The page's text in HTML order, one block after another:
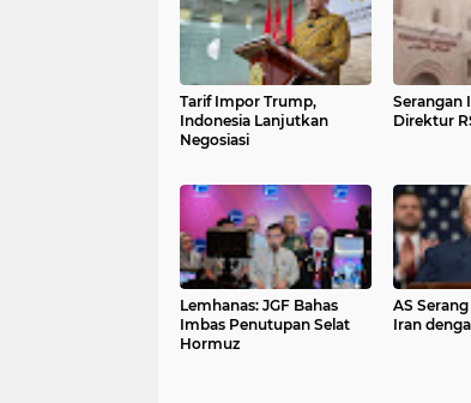
Tarif Impor Trump,
Indonesia Lanjutkan
Negosiasi
Serangan
Direktur
Lemhanas: JGF Bahas
Imbas Penutupan Selat
Hormuz
AS
Iran